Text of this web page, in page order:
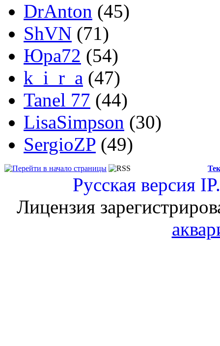
DrAnton (45)
ShVN (71)
Юра72 (54)
k_i_r_a (47)
Tanel 77 (44)
LisaSimpson (30)
SergioZP (49)
Русская версия
Лицензия